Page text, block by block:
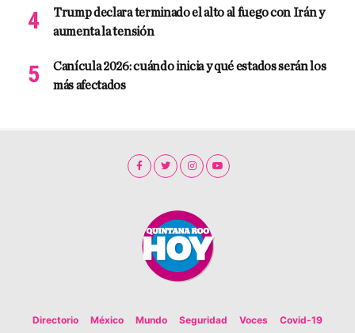
Trump declara terminado el alto al fuego con Irán y
aumenta la tensión
Canícula 2026: cuándo inicia y qué estados serán los
más afectados
Directorio México Mundo Seguridad Voces Covid-19